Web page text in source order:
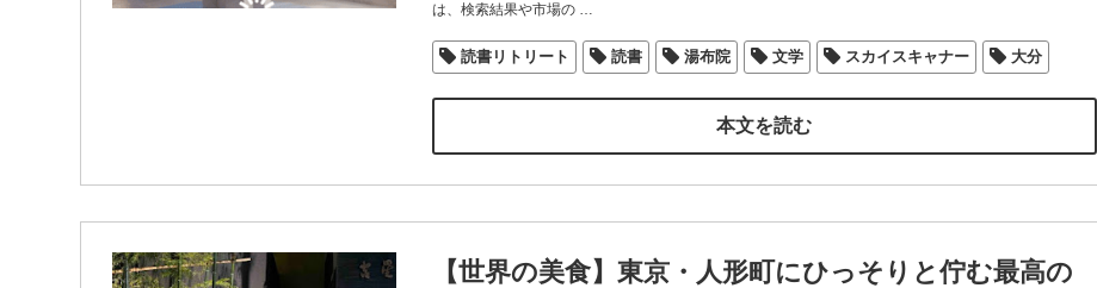
は、検索結果や市場の…
読書リトリート 読書 湯布院 文学 スカイスキャナー 大分
本文を読む
【世界の美食】東京・人形町にひっそりと佇む最高の